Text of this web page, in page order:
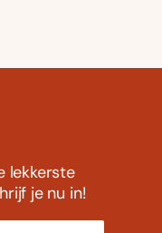
lekkerste
je nu in!